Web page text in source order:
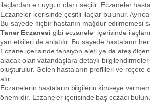
ilaçlardan en uygun olanı seçilir. Eczaneler
Eczaneler içerisinde çeşitli ilaçlar bulunur.
Bu sayede hiçbir hastanın mağdur edilmemesi
Taner Eczanesi gibi eczaneler içerisinde
yan etkileri de anlatılır. Bu sayede hastaların
Eczane içerisinde tansiyon aleti ya da ateş ölçen
alacak olan vatandaşlara detaylı
oluşturulur. Gelen hastaların profilleri ve reçete
alır.
Eczanelerin hastaların bilgilerin kimseye
önemlidir. Eczaneler içerisinde baş eczacı